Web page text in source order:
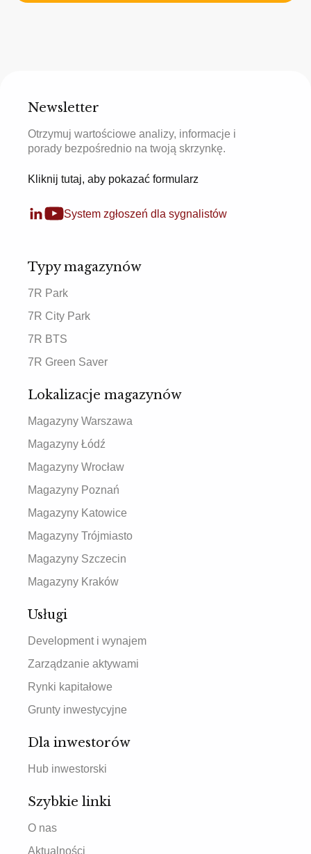
Newsletter
Otrzymuj wartościowe analizy, informacje i
porady bezpośrednio na twoją skrzynkę.
Kliknij tutaj, aby pokazać formularz
System zgłoszeń dla sygnalistów
Typy magazynów
7R Park
7R City Park
7R BTS
7R Green Saver
Lokalizacje magazynów
Magazyny Warszawa
Magazyny Łódź
Magazyny Wrocław
Magazyny Poznań
Magazyny Katowice
Magazyny Trójmiasto
Magazyny Szczecin
Magazyny Kraków
Usługi
Development i wynajem
Zarządzanie aktywami
Rynki kapitałowe
Grunty inwestycyjne
Dla inwestorów
Hub inwestorski
Szybkie linki
O nas
Aktualności